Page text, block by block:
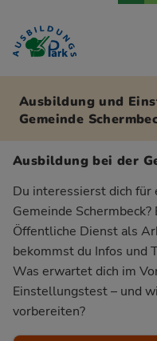
Zur Navigation springen
Zu den Hauptinhalten
Ausbildung und
Gemeinde
Ausbildung bei der
Du interessierst dich
Gemeinde
Öffentliche Dienst als
bekommst du Infos und
Was erwartet dich im
Einstellungstest – und
vorbereiten?